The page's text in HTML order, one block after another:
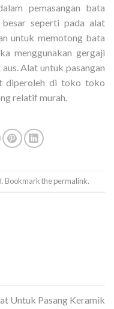
pemasangan bata
seperti pada alat
untuk memotong bata
menggunakan gergaji
Alat untuk pasangan
diperoleh di toko toko
relatif murah.
. Bookmark thepermalink.
Untuk Pasang Keramik